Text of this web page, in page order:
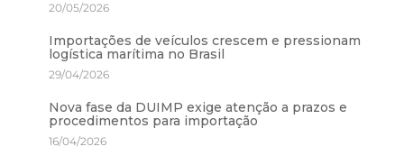
20/05/2026
Importações de veículos crescem e pressionam
logística marítima no Brasil
29/04/2026
Nova fase da DUIMP exige atenção a prazos e
procedimentos para importação
16/04/2026